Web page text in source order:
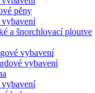
pěny
vybavení
a šnorchlovací ploutve
vybavení
vybavení
vybavení